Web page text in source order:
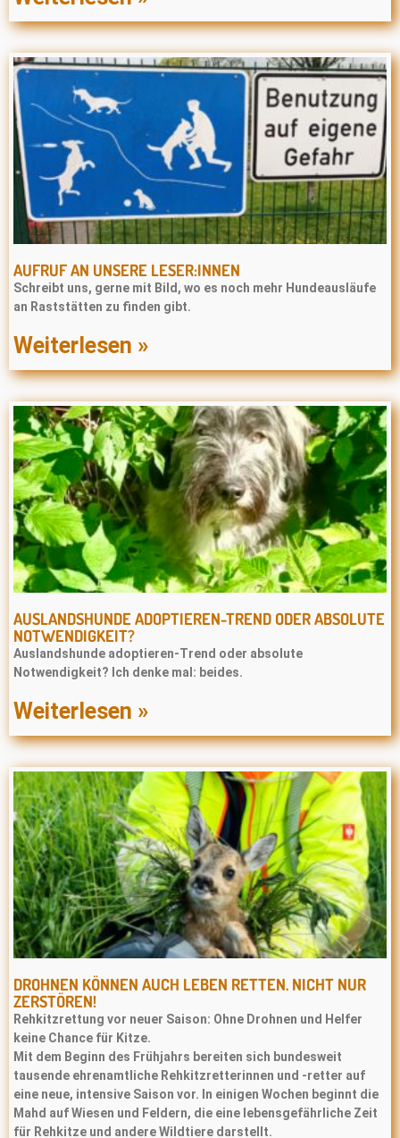
AUFRUF AN UNSERE LESER:INNEN
Schreibt uns, gerne mit Bild, wo es noch mehr Hundeausläufe
an Raststätten zu finden gibt.
Weiterlesen »
AUSLANDSHUNDE ADOPTIEREN-TREND ODER ABSOLUTE
NOTWENDIGKEIT?
Auslandshunde adoptieren-Trend oder absolute
Notwendigkeit? Ich denke mal: beides.
Weiterlesen »
DROHNEN KÖNNEN AUCH LEBEN RETTEN. NICHT NUR
ZERSTÖREN!
Rehkitzrettung vor neuer Saison: Ohne Drohnen und Helfer
keine Chance für Kitze.
Mit dem Beginn des Frühjahrs bereiten sich bundesweit
tausende ehrenamtliche Rehkitzretterinnen und -retter auf
eine neue, intensive Saison vor. In einigen Wochen beginnt die
Mahd auf Wiesen und Feldern, die eine lebensgefährliche Zeit
für Rehkitze und andere Wildtiere darstellt.